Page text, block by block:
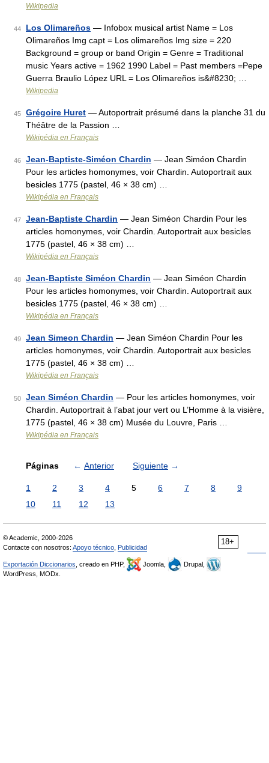
Wikipedia
44 Los Olimareños — Infobox musical artist Name = Los
Olimareños Img capt = Los olimareños Img size = 220
Background = group or band Origin = Genre = Traditional
music Years active = 1962 1990 Label = Past members =Pepe
Guerra Braulio López URL = Los Olimareños is&#8230; …
Wikipedia
45 Grégoire Huret — Autoportrait présumé dans la planche 31 du
Théâtre de la Passion …
Wikipédia en Français
46 Jean-Baptiste-Siméon Chardin — Jean Siméon Chardin
Pour les articles homonymes, voir Chardin. Autoportrait aux
besicles 1775 (pastel, 46 × 38 cm) …
Wikipédia en Français
47 Jean-Baptiste Chardin — Jean Siméon Chardin Pour les
articles homonymes, voir Chardin. Autoportrait aux besicles
1775 (pastel, 46 × 38 cm) …
Wikipédia en Français
48 Jean-Baptiste Siméon Chardin — Jean Siméon Chardin
Pour les articles homonymes, voir Chardin. Autoportrait aux
besicles 1775 (pastel, 46 × 38 cm) …
Wikipédia en Français
49 Jean Simeon Chardin — Jean Siméon Chardin Pour les
articles homonymes, voir Chardin. Autoportrait aux besicles
1775 (pastel, 46 × 38 cm) …
Wikipédia en Français
50 Jean Siméon Chardin — Pour les articles homonymes, voir
Chardin. Autoportrait à l’abat jour vert ou L’Homme à la visière,
1775 (pastel, 46 × 38 cm) Musée du Louvre, Paris …
Wikipédia en Français
Páginas ← Anterior Siguiente →
1 2 3 4 5 6 7 8
9
10
11 12 13
18+
© Academic, 2000-2026
Contacte con nosotros: Apoyo técnico Publicidad
Exportación Diccionarios , creado en PHP, Joomla,
Drupal,
WordPress, MODx.